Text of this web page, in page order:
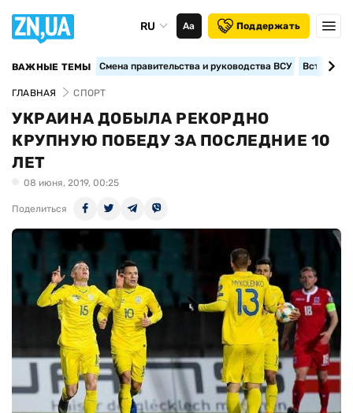
RU Аа Поддержать
ВАЖНЫЕ ТЕМЫ Смена правительства и руководства ВСУ
ГЛАВНАЯ СПОРТ
УКРАИНА ДОБЫЛА РЕКОРДНО
КРУПНУЮ ПОБЕДУ ЗА ПОСЛЕДНИЕ 10
ЛЕТ
08 июня, 2019, 00:25
Поделиться